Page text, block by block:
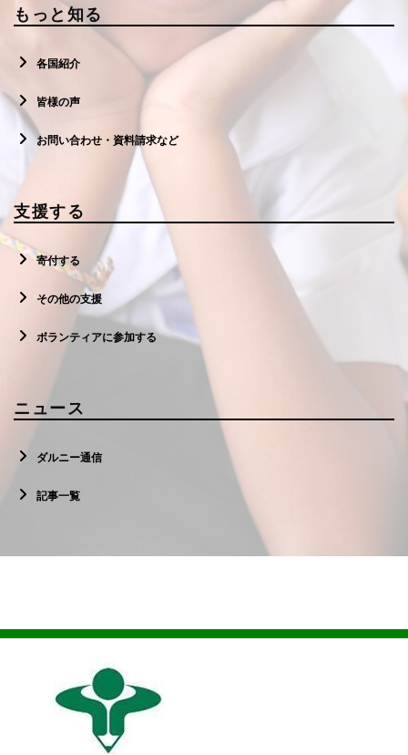
もっと知る
各国紹介
皆様の声
お問い合わせ・資料請求など
支援する
寄付する
その他の支援
ボランティアに参加する
ニュース
ダルニー通信
記事一覧